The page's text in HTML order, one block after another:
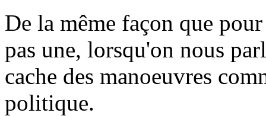
De la même façon que
pas une, lorsqu'on nous
cache des manoeuvres
politique.